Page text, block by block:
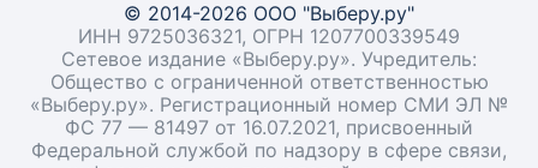
© 2014-2026 ООО "Выберу.ру"
ИНН 9725036321, ОГРН 1207700339549
Сетевое издание «Выберу.ру». Учредитель:
Общество с ограниченной ответственностью
«Выберу.ру». Регистрационный номер СМИ ЭЛ №
ФС 77 — 81497 от 16.07.2021, присвоенный
Федеральной службой по надзору в сфере связи,